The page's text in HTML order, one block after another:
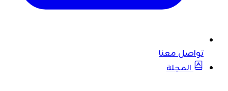
تواصل معنا
المجلة